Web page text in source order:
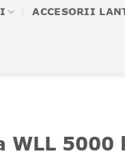
ACCESORII
WLL 5000